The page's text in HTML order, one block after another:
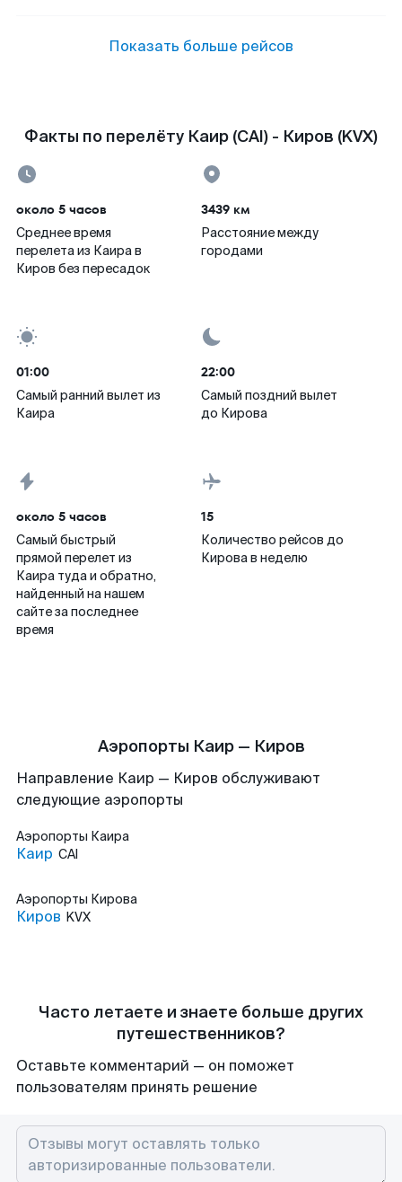
Показать больше рейсов
Факты по перелёту Каир (CAI) - Киров (KVX)
около 5 часов
Среднее время
перелета из Каира в
Киров без пересадок
3439 км
Расстояние между
городами
01:00
Самый ранний вылет из
Каира
22:00
Самый поздний вылет
до Кирова
около 5 часов
Самый быстрый
прямой перелет из
Каира туда и обратно,
найденный на нашем
сайте за последнее
время
15
Количество рейсов до
Кирова в неделю
Аэропорты Каир — Киров
Направление Каир — Киров обслуживают
следующие аэропорты
Аэропорты Каира
Каир CAI
Аэропорты Кирова
Киров KVX
Часто летаете и знаете больше других
путешественников?
Оставьте комментарий — он поможет
пользователям принять решение